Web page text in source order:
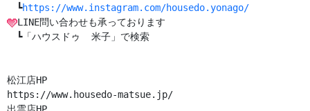
┗https://www.instagram.com/housedo.yonago/
LINE問い合わせも承っております
┗「ハウスドゥ  米子」で検索
https://www.housedo-matsue.jp/